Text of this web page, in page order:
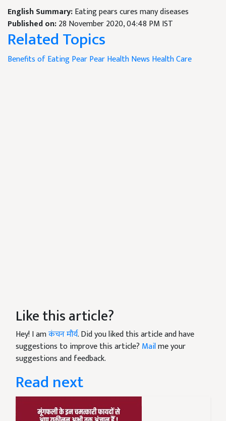
English Summary:Eating pears cures many diseases
Published on:28 November 2020, 04:48 PM IST
Related Topics
Benefits of Eating PearPearHealth News Health Care
Like this article?
Hey! I amकंचन मौर्य. Did you liked this article and have
suggestions to improve this article? Mailme your
suggestions and feedback.
Read next